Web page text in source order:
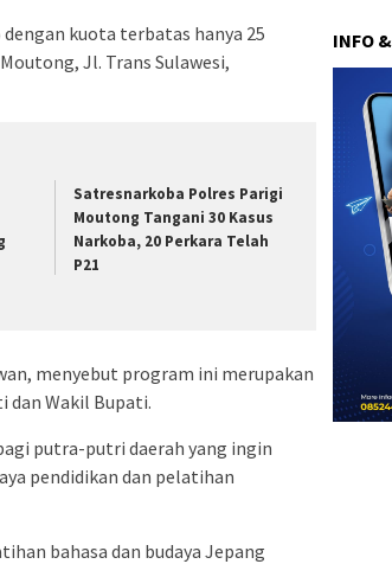
kuota terbatas hanya 25
Jl. Trans Sulawesi,
Satresnarkoba Polres Parigi
Moutong Tangani 30 Kasus
Narkoba, 20 Perkara Telah
P21
menyebut program ini merupakan
dan Wakil Bupati.
putra-putri daerah yang ingin
pendidikan dan pelatihan
bahasa dan budaya Jepang
INFO